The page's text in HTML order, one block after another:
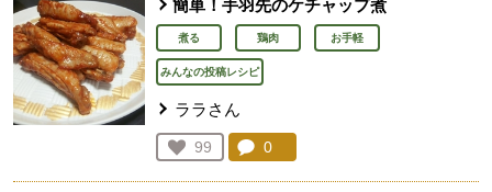
簡単！手羽先のケチャップ煮
煮る 鶏肉 お手軽
みんなの投稿レシピ
ララさん
お気に入り登録：
99
人が登録
コメント：
0